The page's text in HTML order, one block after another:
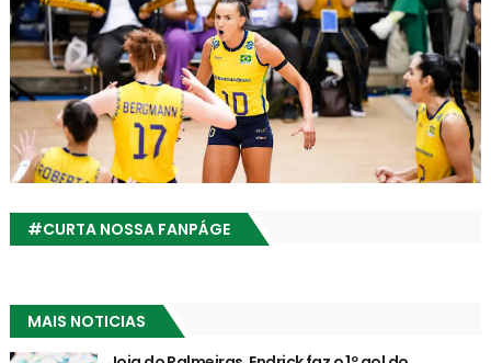
#CURTA NOSSA FANPÁGE
MAIS NOTICIAS